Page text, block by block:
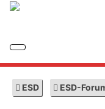
ESD ESD-